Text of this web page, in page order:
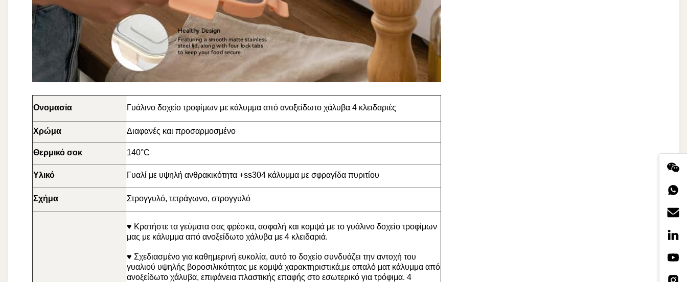
Ονομασία Γυάλινο δοχείο τροφίμων με κάλυμμα από ανοξείδωτο χάλυβα 4 κλειδαριές
Χρώμα Διαφανές και προσαρμοσμένο
Θερμικό σοκ 140°C
Υλικό Γυαλί με υψηλή ανθρακικότητα +ss304 κάλυμμα με σφραγίδα πυριτίου
Σχήμα Στρογγυλό, τετράγωνο, στρογγυλό
♥ Κρατήστε τα γεύματα σας φρέσκα, ασφαλή και κομψά με το γυάλινο δοχείο τροφίμων
μας με κάλυμμα από ανοξείδωτο χάλυβα με 4 κλειδαριά.
♥ Σχεδιασμένο για καθημερινή ευκολία, αυτό το δοχείο συνδυάζει την αντοχή του
γυαλιού υψηλής βοροσιλικότητας με κομψά χαρακτηριστικά,με απαλό ματ κάλυμμα από
ανοξείδωτο χάλυβα, επιφάνεια πλαστικής επαφής στο εσωτερικό για τρόφιμα. 4